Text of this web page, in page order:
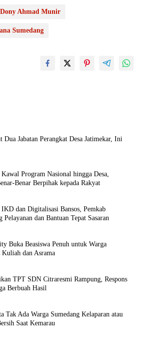
Dony Ahmad Munir
Sumedang
Dua Jabatan Perangkat Desa Jatimekar, Ini
Program Nasional hingga Desa,
Benar Berpihak kepada Rakyat
IKD dan Digitalisasi Bansos, Pemkab
Pelayanan dan Bantuan Tepat Sasaran
Buka Beasiswa Penuh untuk Warga
Kuliah dan Asrama
TPT SDN Citraresmi Rampung, Respons
Berbuah Hasil
Tak Ada Warga Sumedang Kelaparan atau
Saat Kemarau